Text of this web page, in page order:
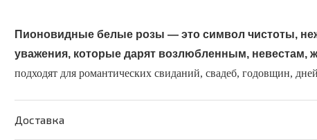
Пионовидные белые розы — это символ чистоты,
уважения, которые дарят возлюбленным, невестам,
подходят для романтических свиданий, свадеб, годовщин,
Доставка